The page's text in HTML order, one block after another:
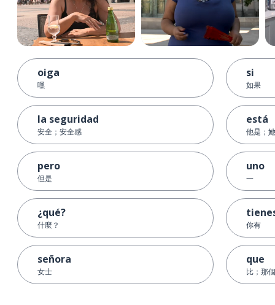
oiga
嘿
la seguridad
安全；安全感
pero
但是
¿qué?
什麼？
señora
女士
si
如果
está
他是；
uno
一
你有
que
比；那